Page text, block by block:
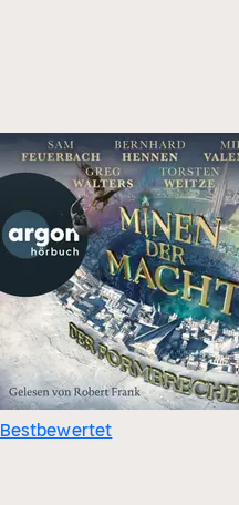
Bestbewertet